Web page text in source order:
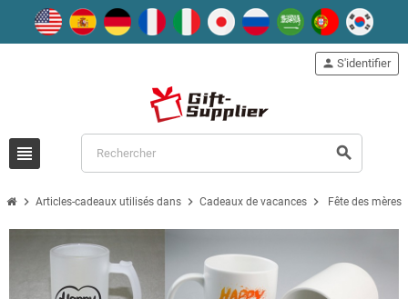
view_headline search
person S'identifier
chevron_right Articles-cadeaux utilisés dans chevron_right Cadeaux de vacances chevron_right Fête des mères